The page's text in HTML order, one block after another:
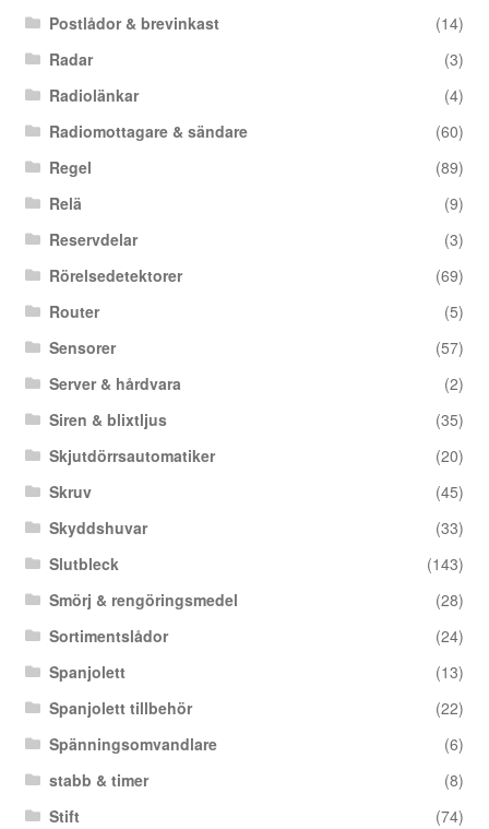
Postlådor & brevinkast
(14)
Radar
(3)
Radiolänkar
(4)
Radiomottagare & sändare
(60)
Regel
(89)
Relä
(9)
Reservdelar
(3)
Rörelsedetektorer
(69)
Router
(5)
Sensorer
(57)
Server & hårdvara
(2)
Siren & blixtljus
(35)
Skjutdörrsautomatiker
(20)
Skruv
(45)
Skyddshuvar
(33)
Slutbleck
(143)
Smörj & rengöringsmedel
(28)
Sortimentslådor
(24)
Spanjolett
(13)
Spanjolett tillbehör
(22)
Spänningsomvandlare
(6)
stabb & timer
(8)
Stift
(74)